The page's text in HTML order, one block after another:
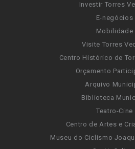
Investir Torres
E-negócios
Mobilidade
Visite Torres
Centro Histórico de
Orçamento
Arquivo
Biblioteca
Teatro-Cine
Centro de Artes e
Museu do Ciclismo